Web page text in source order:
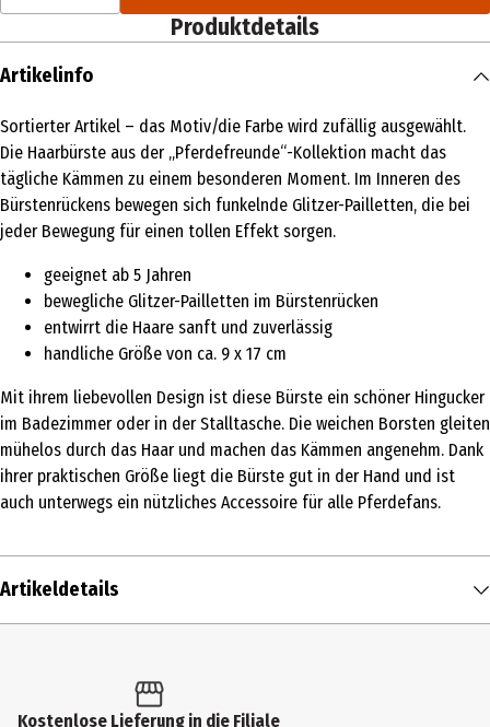
Produktdetails
Artikelinfo
Sortierter Artikel – das Motiv/die Farbe wird zufällig ausgewählt.
Die Haarbürste aus der „Pferdefreunde“-Kollektion macht das
tägliche Kämmen zu einem besonderen Moment. Im Inneren des
Bürstenrückens bewegen sich funkelnde Glitzer-Pailletten, die bei
jeder Bewegung für einen tollen Effekt sorgen.
geeignet ab 5 Jahren
bewegliche Glitzer-Pailletten im Bürstenrücken
entwirrt die Haare sanft und zuverlässig
handliche Größe von ca. 9 x 17 cm
Mit ihrem liebevollen Design ist diese Bürste ein schöner Hingucker
im Badezimmer oder in der Stalltasche. Die weichen Borsten gleiten
mühelos durch das Haar und machen das Kämmen angenehm. Dank
ihrer praktischen Größe liegt die Bürste gut in der Hand und ist
auch unterwegs ein nützliches Accessoire für alle Pferdefans.
Artikeldetails
Produkttyp
Kostenlose Lieferung in die Filiale